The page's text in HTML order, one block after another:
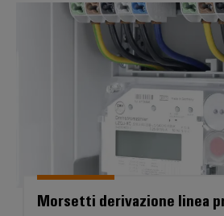
Morsetti derivazione linea